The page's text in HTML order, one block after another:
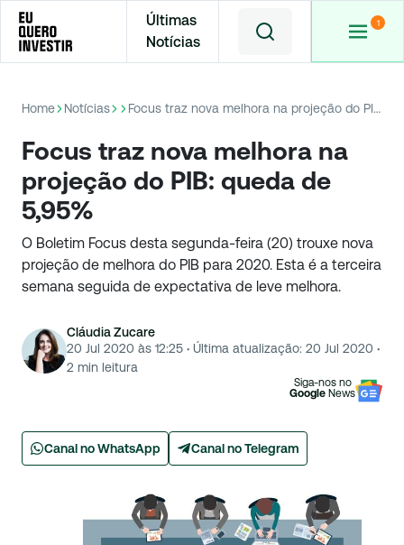
Últimas
Notícias
Home Notícias Focus traz nova melhora na projeção do PIB: queda de 5,95%
Focus traz nova melhora na
projeção do PIB: queda de
5,95%
O Boletim Focus desta segunda-feira (20) trouxe nova
projeção de melhora do PIB para 2020. Esta é a terceira
semana seguida de expectativa de leve melhora.
Cláudia Zucare
20 Jul 2020 às 12:25 · Última atualização: 20 Jul 2020 ·
2 min leitura
Siga-nos no
Google News
Canal no WhatsApp Canal no Telegram